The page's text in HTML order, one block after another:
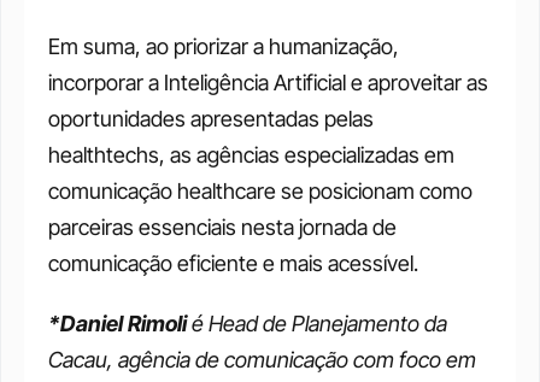
Em suma, ao priorizar a humanização,
incorporar a Inteligência Artificial e aproveitar as
oportunidades apresentadas pelas
healthtechs, as agências especializadas em
comunicação healthcare se posicionam como
parceiras essenciais nesta jornada de
comunicação eficiente e mais acessível.
*Daniel Rimoli é Head de Planejamento da
Cacau, agência de comunicação com foco em